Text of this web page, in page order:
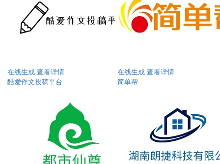
在线生成 查看详情
酷爱作文投稿平台
在线生成 查看详情
简单帮